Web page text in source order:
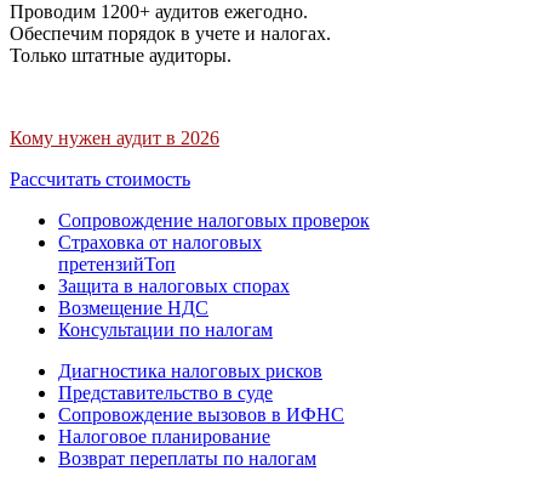
Проводим 1200+ аудитов ежегодно.
Обеспечим порядок в учете и налогах.
Только штатные аудиторы.
Кому нужен аудит в 2026
Рассчитать стоимость
Сопровождение налоговых проверок
Страховка от налоговых
претензийТоп
Защита в налоговых спорах
Возмещение НДС
Консультации по налогам
Диагностика налоговых рисков
Представительство в суде
Сопровождение вызовов в ИФНС
Налоговое планирование
Возврат переплаты по налогам